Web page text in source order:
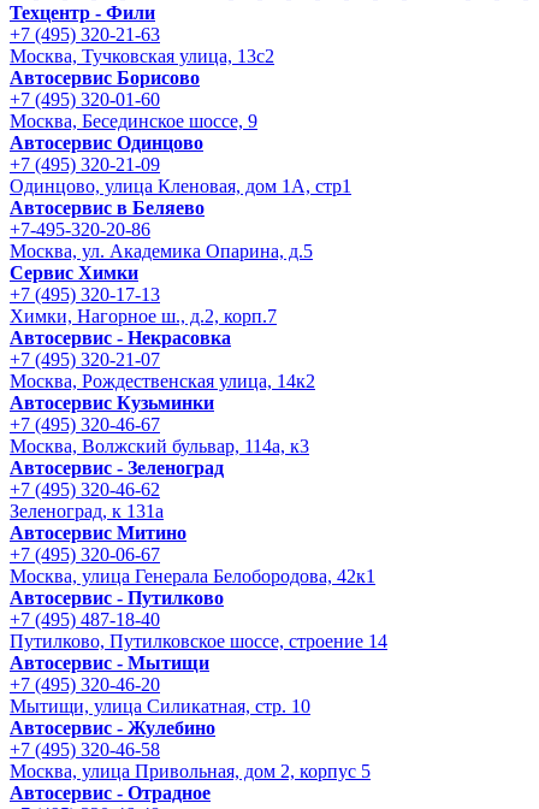
Техцентр - Фили
+7 (495) 320-21-63
Москва, Тучковская улица, 13с2
Автосервис Борисово
+7 (495) 320-01-60
Москва, Бесединское шоссе, 9
Автосервис Одинцово
+7 (495) 320-21-09
Одинцово, улица Кленовая, дом 1А, стр1
Автосервис в Беляево
+7-495-320-20-86
Москва, ул. Академика Опарина, д.5
Сервис Химки
+7 (495) 320-17-13
Химки, Нагорное ш., д.2, корп.7
Автосервис - Некрасовка
+7 (495) 320-21-07
Москва, Рождественская улица, 14к2
Автосервис Кузьминки
+7 (495) 320-46-67
Москва, Волжский бульвар, 114а, к3
Автосервис - Зеленоград
+7 (495) 320-46-62
Зеленоград, к 131а
Автосервис Митино
+7 (495) 320-06-67
Москва, улица Генерала Белобородова, 42к1
Автосервис - Путилково
+7 (495) 487-18-40
Путилково, Путилковское шоссе, строение 14
Автосервис - Мытищи
+7 (495) 320-46-20
Мытищи, улица Силикатная, стр. 10
Автосервис - Жулебино
+7 (495) 320-46-58
Москва, улица Привольная, дом 2, корпус 5
Автосервис - Отрадное